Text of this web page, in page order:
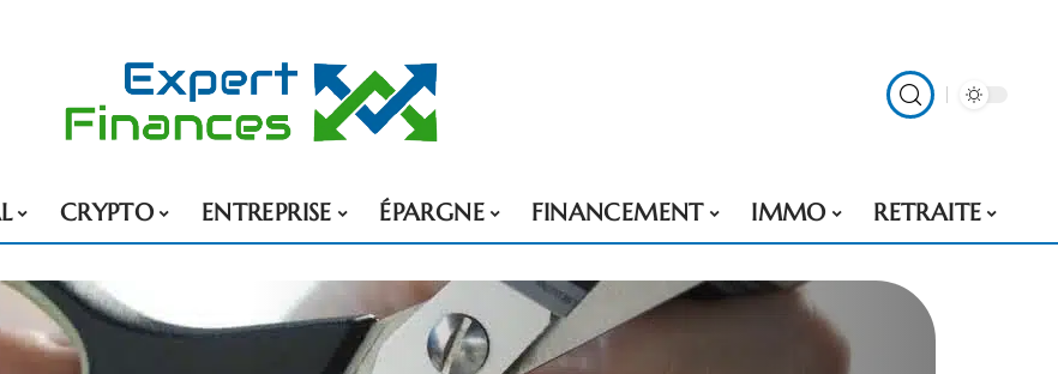
CRYPTO ENTREPRISE ÉPARGNE FINANCEMENT IMMO RETRAITE